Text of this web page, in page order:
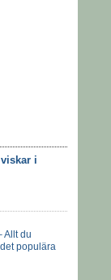
viskar i
Allt du
populära